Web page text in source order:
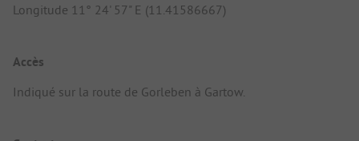
Longitude 11° 24' 57" E (11.41586667)
Accès
Indiqué sur la route de Gorleben à Gartow.